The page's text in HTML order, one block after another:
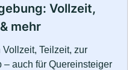
Vollzeit,
mehr
Teilzeit, zur
auch für Quereinsteiger